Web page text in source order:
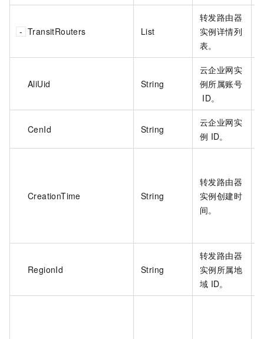
TransitRouters List
转发路由器
实例详情列
表。
AliUid String
云企业网实
例所属账号
ID。
CenId String
云企业网实
例 ID。
CreationTime String
转发路由器
实例创建时
间。
RegionId String
转发路由器
实例所属地
域 ID。